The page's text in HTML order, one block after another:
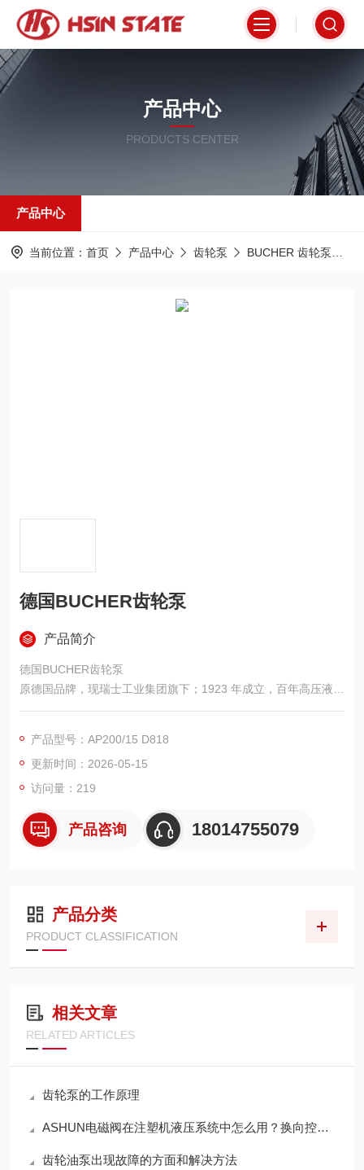
产品中心
PRODUCTS CENTER
产品中心
当前位置： 首页 产品中心 齿轮泵 BUCHER 齿轮泵
德国BUCHER齿轮泵
产品简介
德国BUCHER齿轮泵
原德国品牌，现瑞士工业集团旗下；1923 年成立，百年高压液压
老牌
噪、长寿命
市场定位：工业高压、伺服驱动、工程机械、船舶、风电、压铸 /
注塑
产品型号：AP200/15 D818
更新时间：2026-05-15
访问量：219
产品咨询 18014755079
产品分类
PRODUCT CLASSIFICATION
相关文章
RELATED ARTICLES
齿轮泵的工作原理
ASHUN电磁阀在注塑机液压系统中怎么用？换向控制与稳定运行方案梳理
齿轮油泵出现故障的方面和解决方法